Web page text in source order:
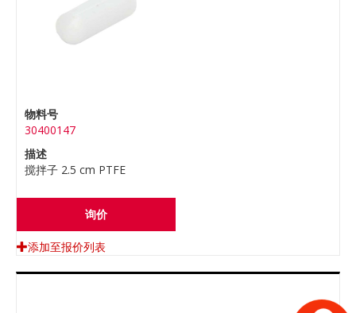
物料号
30400147
描述
搅拌子 2.5 cm PTFE
询价
添加至报价列表